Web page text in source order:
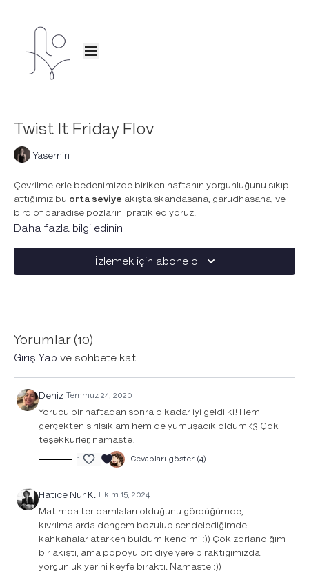
Twist It Friday Flov
Yasemin
Çevrilmelerle bedenimizde biriken haftanın yorgunluğunu sıkıp
attığımız bu orta seviye akışta skandasana, garudhasana, ve
bird of paradise pozlarını pratik ediyoruz.
Daha fazla bilgi edinin
İzlemek için abone ol
Yorumlar (10)
Giriş Yap ve sohbete katıl
Deniz Temmuz 24, 2020
Yorucu bir haftadan sonra o kadar iyi geldi ki! Hem
gerçekten sırılsıklam hem de yumuşacık oldum <3 Çok
teşekkürler, namaste!
1 Cevapları göster (4)
Hatice Nur K. Ekim 15, 2024
Matımda ter damlaları olduğunu gördüğümde,
kıvrılmalarda dengem bozulup sendelediğimde
kahkahalar atarken buldum kendimi :)) Çok zorlandığım
bir akıştı, ama popoyu pıt diye yere bıraktığımızda
yorgunluk yerini keyfe bıraktı. Namaste :))